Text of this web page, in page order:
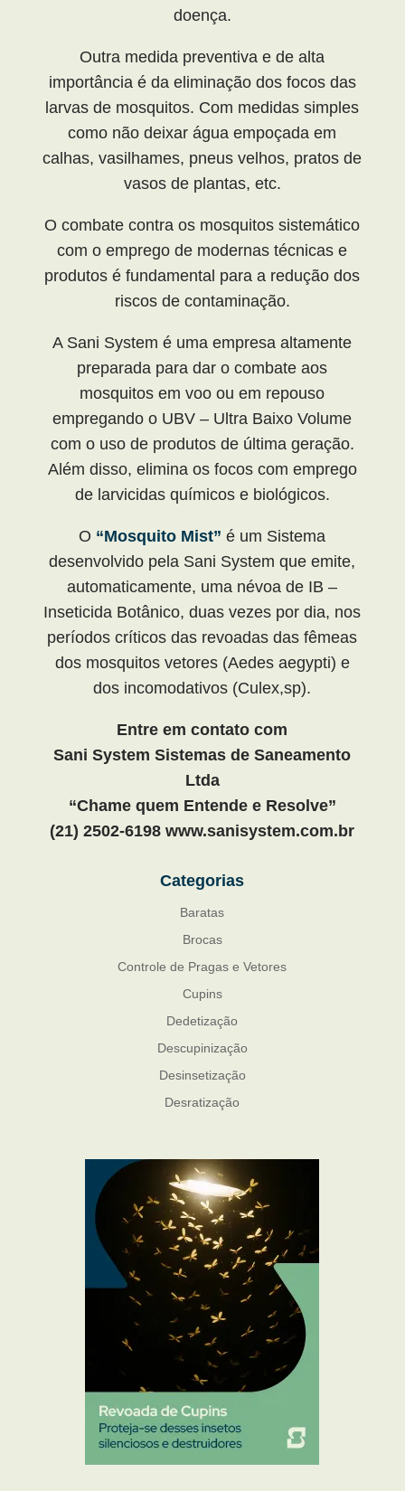
doença.
Outra medida preventiva e de alta
importância é da eliminação dos focos das
larvas de mosquitos. Com medidas simples
como não deixar água empoçada em
calhas, vasilhames, pneus velhos, pratos de
vasos de plantas, etc.
O combate contra os mosquitos sistemático
com o emprego de modernas técnicas e
produtos é fundamental para a redução dos
riscos de contaminação.
A Sani System é uma empresa altamente
preparada para dar o combate aos
mosquitos em voo ou em repouso
empregando o UBV – Ultra Baixo Volume
com o uso de produtos de última geração.
Além disso, elimina os focos com emprego
de larvicidas químicos e biológicos.
O “Mosquito Mist” é um Sistema
desenvolvido pela Sani System que emite,
automaticamente, uma névoa de IB –
Inseticida Botânico, duas vezes por dia, nos
períodos críticos das revoadas das fêmeas
dos mosquitos vetores (Aedes aegypti) e
dos incomodativos (Culex,sp).
Entre em contato com
Sani System Sistemas de Saneamento
Ltda
“Chame quem Entende e Resolve”
(21) 2502-6198 www.sanisystem.com.br
Categorias
Baratas
Brocas
Controle de Pragas e Vetores
Cupins
Dedetização
Descupinização
Desinsetização
Desratização
Mosquito Mist
Mosquitos
Percevejo de Cama
Pulgas e Carrapatos
Ratos
Sanitização
Traças